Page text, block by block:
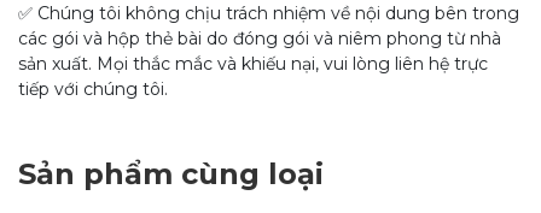
✅ Chúng tôi không chịu trách nhiệm về nội dung bên trong
các gói và hộp thẻ bài do đóng gói và niêm phong từ nhà
sản xuất. Mọi thắc mắc và khiếu nại, vui lòng liên hệ trực
tiếp với chúng tôi.
Sản phẩm cùng loại